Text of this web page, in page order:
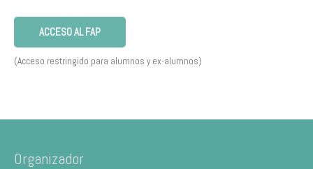
ACCESO AL FAP
(Acceso restringido para alumnos y ex-alumnos)
Organizador